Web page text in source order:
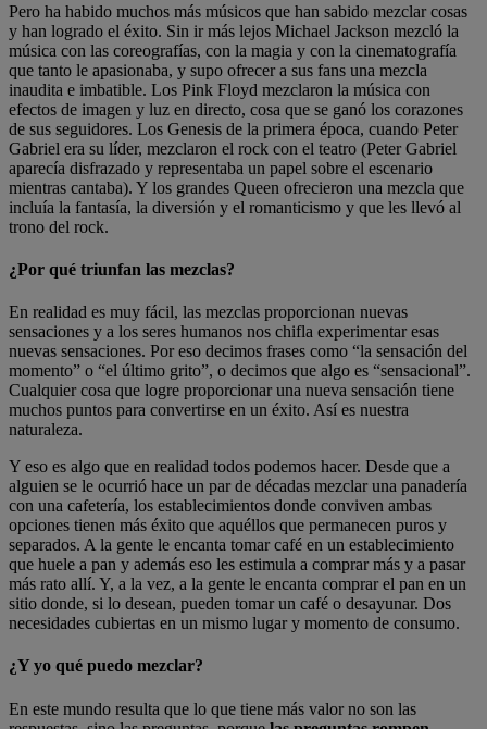
Pero ha habido muchos más músicos que han sabido mezclar cosas
y han logrado el éxito. Sin ir más lejos Michael Jackson mezcló la
música con las coreografías, con la magia y con la cinematografía
que tanto le apasionaba, y supo ofrecer a sus fans una mezcla
inaudita e imbatible. Los Pink Floyd mezclaron la música con
efectos de imagen y luz en directo, cosa que se ganó los corazones
de sus seguidores. Los Genesis de la primera época, cuando Peter
Gabriel era su líder, mezclaron el rock con el teatro (Peter Gabriel
aparecía disfrazado y representaba un papel sobre el escenario
mientras cantaba). Y los grandes Queen ofrecieron una mezcla que
incluía la fantasía, la diversión y el romanticismo y que les llevó al
trono del rock.
¿Por qué triunfan las mezclas?
En realidad es muy fácil, las mezclas proporcionan nuevas
sensaciones y a los seres humanos nos chifla experimentar esas
nuevas sensaciones. Por eso decimos frases como “la sensación del
momento” o “el último grito”, o decimos que algo es “sensacional”.
Cualquier cosa que logre proporcionar una nueva sensación tiene
muchos puntos para convertirse en un éxito. Así es nuestra
naturaleza.
Y eso es algo que en realidad todos podemos hacer. Desde que a
alguien se le ocurrió hace un par de décadas mezclar una panadería
con una cafetería, los establecimientos donde conviven ambas
opciones tienen más éxito que aquéllos que permanecen puros y
separados. A la gente le encanta tomar café en un establecimiento
que huele a pan y además eso les estimula a comprar más y a pasar
más rato allí. Y, a la vez, a la gente le encanta comprar el pan en un
sitio donde, si lo desean, pueden tomar un café o desayunar. Dos
necesidades cubiertas en un mismo lugar y momento de consumo.
¿Y yo qué puedo mezclar?
En este mundo resulta que lo que tiene más valor no son las